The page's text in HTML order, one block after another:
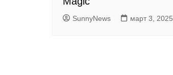
SunnyNews март 3, 2025